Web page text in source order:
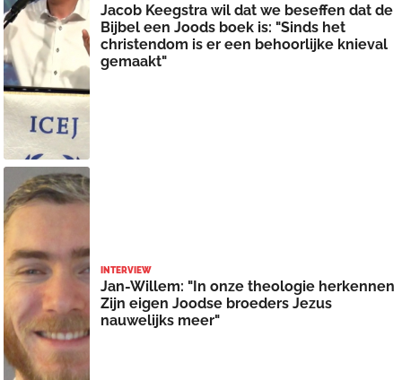
Jacob Keegstra wil dat we beseffen dat de
Bijbel een Joods boek is: "Sinds het
christendom is er een behoorlijke knieval
gemaakt"
INTERVIEW
Jan-Willem: "In onze theologie herkennen
Zijn eigen Joodse broeders Jezus
nauwelijks meer"